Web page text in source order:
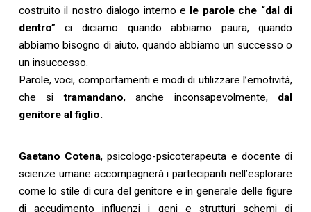
costruito il nostro dialogo interno e le parole che “dal di
dentro” ci diciamo quando abbiamo paura, quando
abbiamo bisogno di aiuto, quando abbiamo un successo o
un insuccesso.
Parole, voci, comportamenti e modi di utilizzare l’emotività,
che sitramandano, anche inconsapevolmente, dal
genitore al figlio.
Gaetano Cotena, psicologo-psicoterapeuta e docente di
scienze umane accompagnerà i partecipanti nell’esplorare
come lo stile di cura del genitore e in generale delle figure
di accudimento influenzi i geni e strutturi schemi di